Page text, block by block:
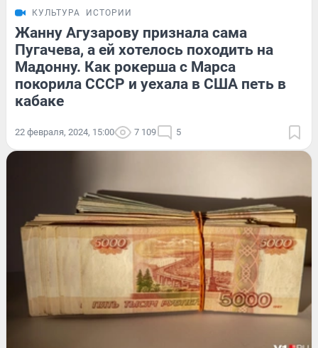
КУЛЬТУРА ИСТОРИИ
Жанну Агузарову признала сама
Пугачева, а ей хотелось походить на
Мадонну. Как рокерша с Марса
покорила СССР и уехала в США петь в
кабаке
22 февраля, 2024, 15:00 7 109 5